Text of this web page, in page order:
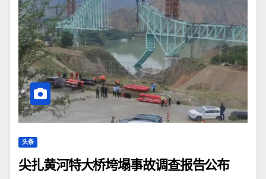
头条
尖扎黄河特大桥垮塌事故调查报告公布